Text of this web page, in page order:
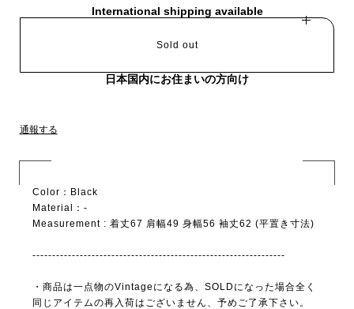
International shipping available
Sold out
日本国内にお住まいの方向け
通報する
Color：Black
Material：-
Measurement : 着丈67 肩幅49 身幅56 袖丈62 (平置き寸法)
----------------------------------------------------------------
・商品は一点物のVintageになる為、SOLDになった場合全く
同じアイテムの再入荷はございません、予めご了承下さい。